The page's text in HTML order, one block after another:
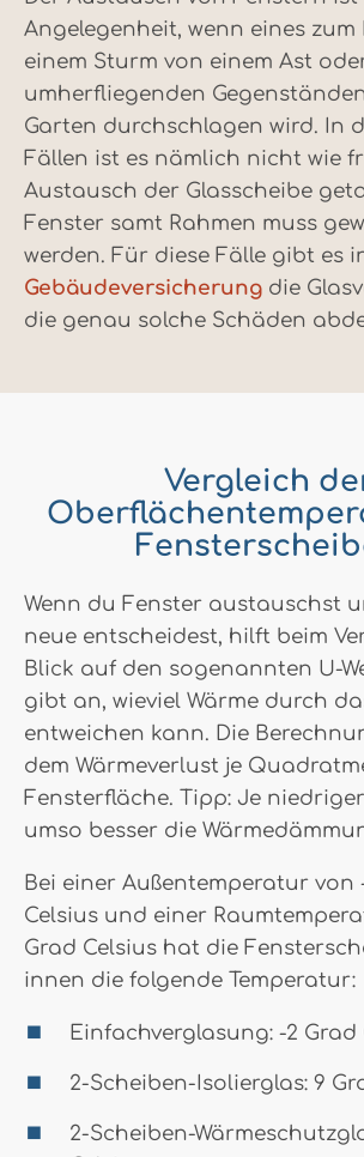
Angelegenheit, wenn eines zum
einem Sturm von einem Ast
umherfliegenden
Garten durchschlagen wird. In
Fällen ist es nämlich nicht wie
Austausch der Glasscheibe
Fenster samt Rahmen muss
werden. Für diese Fälle gibt es
Gebäudeversicherung die
die genau solche Schäden
Vergleich
Wenn du Fenster austauschst
neue entscheidest, hilft beim
Blick auf den sogenannten U-
gibt an, wieviel Wärme durch
entweichen kann. Die
dem Wärmeverlust je
Fensterfläche. Tipp: Je
umso besser die
Bei einer Außentemperatur von
Celsius und einer
Grad Celsius hat die
innen die folgende Temperatur:
Einfachverglasung: -2 Grad
2-Scheiben-Isolierglas: 9
2-Scheiben-